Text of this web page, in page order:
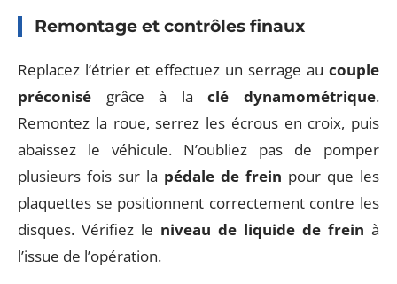
Remontage et contrôles finaux
Replacez l’étrier et effectuez un serrage au couple
préconisé grâce à laclé dynamométrique.
Remontez la roue, serrez les écrous en croix, puis
abaissez le véhicule. N’oubliez pas de pomper
plusieurs fois sur la pédale de frein pour que les
plaquettes se positionnent correctement contre les
disques. Vérifiez le niveau de liquide de frein à
l’issue de l’opération.